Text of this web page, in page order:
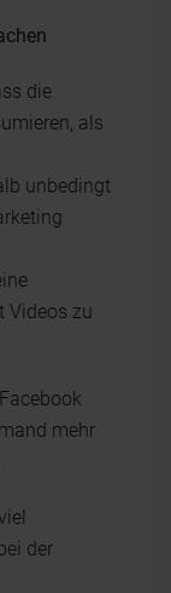
die
als
unbedingt
Videos zu
mehr
der